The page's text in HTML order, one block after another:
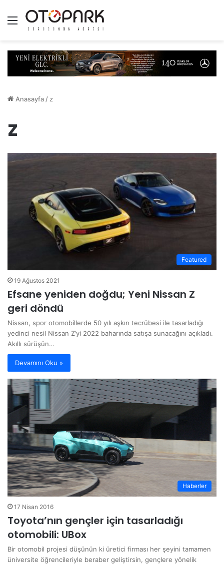
Menü
Anasayfa / z
z
Featured
19 Ağustos 2021
Efsane yeniden doğdu; Yeni Nissan Z
geri döndü
Nissan, spor otomobillerde 50 yılı aşkın tecrübesi ile tasarladığı
yedinci nesil Nissan Z’yi 2022 baharında satışa sunacağını açıkladı.
Akıllı sürüşün…
Devamını Oku »
Haberler
17 Nisan 2016
Toyota’nın gençler için tasarladığı
otomobili: UBox
Bir otomobil projesi düşünün ki üretici firması her şeyini tamamen
üniversite öğrencileriyle beraber geliştirsin, gençlere yönelik